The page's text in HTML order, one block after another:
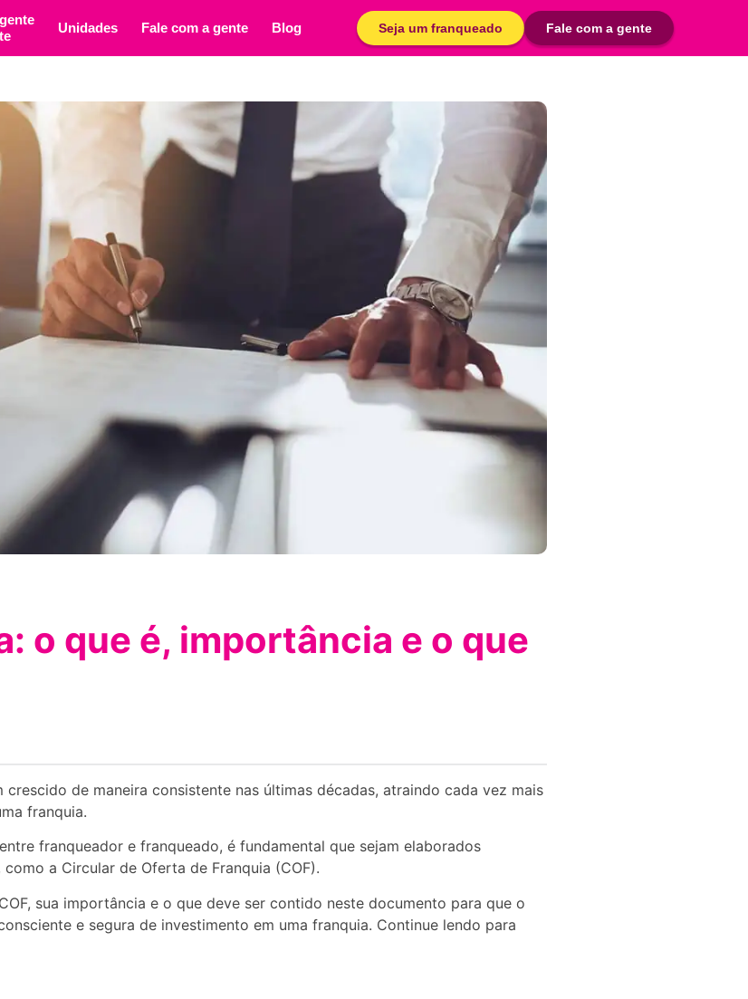
Unidades Fale com a gente Blog Seja um franqueado Fale com a gente
o que é, importância e o que
de maneira consistente nas últimas décadas, atraindo cada vez mais
franquia.
franqueador e franqueado, é fundamental que sejam elaborados
a Circular de Oferta de Franquia (COF).
sua importância e o que deve ser contido neste documento para que o
e segura de investimento em uma franquia. Continue lendo para